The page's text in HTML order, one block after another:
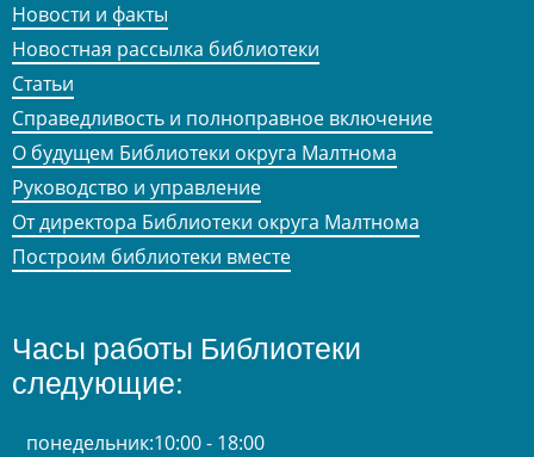
Новости и факты
Новостная рассылка библиотеки
Статьи
Справедливость и полноправное включение
О будущем Библиотеки округа Малтнома
Руководство и управление
От директора Библиотеки округа Малтнома
Построим библиотеки вместе
Часы работы Библиотеки
следующие:
понедельник:10:00 - 18:00